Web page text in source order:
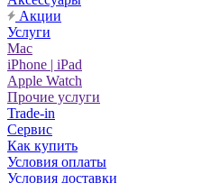
Акции
Услуги
Mac
iPhone | iPad
Apple Watch
Прочие услуги
Trade-in
Сервис
Как купить
Условия оплаты
Условия доставки